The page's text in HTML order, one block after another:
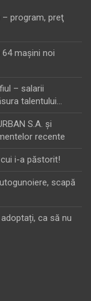
program, preţ
64 maşini noi
– salarii
talentului…
S.A. şi
recente
i-a păstorit!
scapă
ca să nu